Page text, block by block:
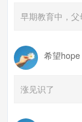
早期教育中，
希望hope
涨见识了